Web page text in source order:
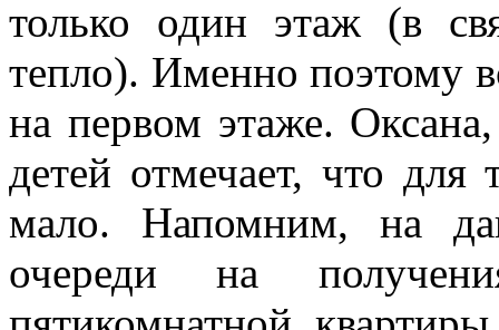
только один этаж (в
тепло). Именно поэтому
на первом этаже.
детей отмечает, что для
мало. Напомним, на
очереди на